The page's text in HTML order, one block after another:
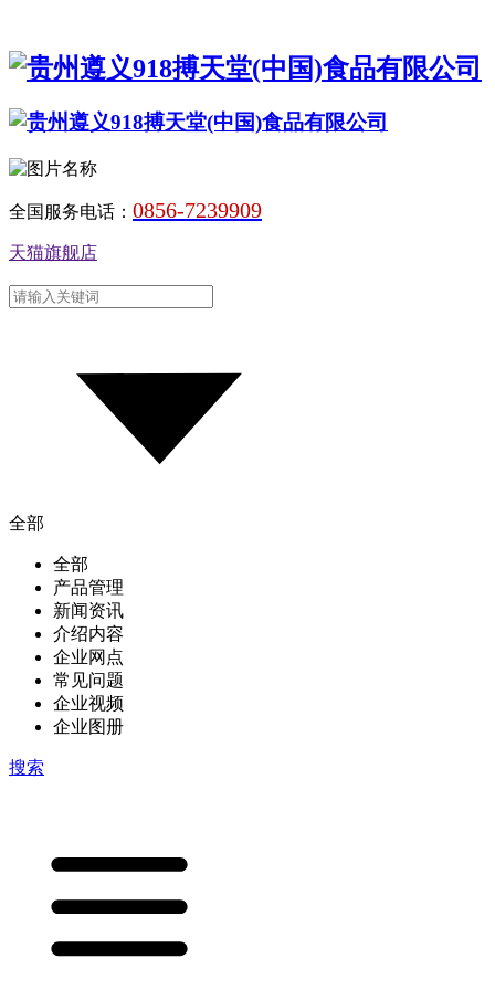
全国服务电话： 0856-7239909
天猫旗舰店
全部
全部
产品管理
新闻资讯
介绍内容
企业网点
常见问题
企业视频
企业图册
搜索